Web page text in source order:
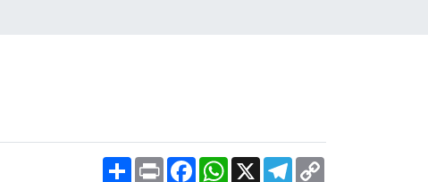
SharePrint FacebookWhatsApp
X Telegram